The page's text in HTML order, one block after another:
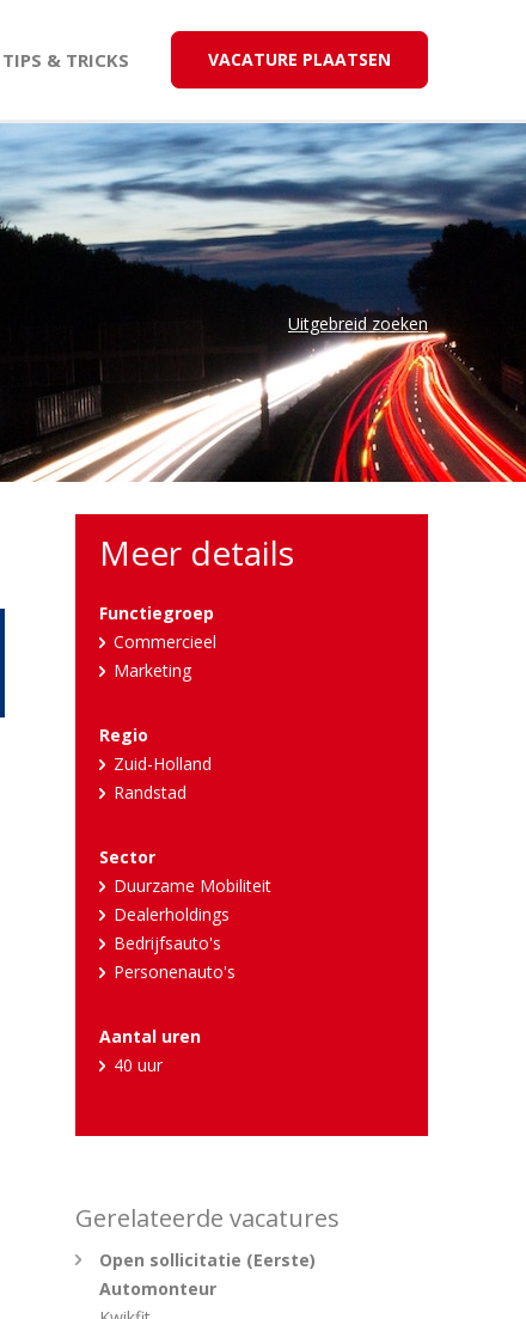
TIPS & TRICKS VACATURE PLAATSEN
Uitgebreid zoeken
Meer details
Functiegroep
Commercieel
Marketing
Regio
Zuid-Holland
Randstad
Sector
Duurzame Mobiliteit
Dealerholdings
Bedrijfsauto's
Personenauto's
Aantal uren
40 uur
Gerelateerde vacatures
Open sollicitatie (Eerste)
Automonteur